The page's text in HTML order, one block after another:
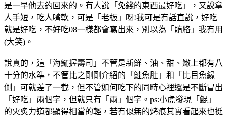
是一早他去釣回來的。有人說「免錢的東西最好吃」，又說拿
人手短，吃人嘴軟，可是「老板」呀!我可是有話直說，好吃
就是好吃，不好吃08一樣都會寫出來，別以為「賄胳」我有用
(大笑)。
說真的，這「海鱺握壽司」不管是新鮮、油、甜、嫩上都有八
十分的水準，不管比之剛剛介紹的「鮭魚肚」和「比目魚緣
側」可就差了一截，但不管如何吃下的同時心裡還是不斷冒出
「好吃」兩個字，但就只有「兩」個字。ps:小虎發現「鯤」
的火炙力道都顯得相當的輕，若有似無的烤痕其實看起來也挺